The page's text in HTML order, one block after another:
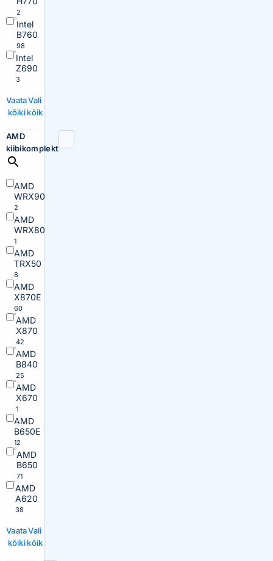
2
Intel
B760
98
Intel
Z690
3
Vaata
kõiki
Vali
kõik
AMD
kiibikomplekt
AMD
WRX90
2
AMD
WRX80
1
AMD
TRX50
8
AMD
X870E
60
AMD
X870
42
AMD
B840
25
AMD
X670
1
AMD
B650E
12
AMD
B650
71
AMD
A620
38
Vaata
kõiki
Vali
kõik